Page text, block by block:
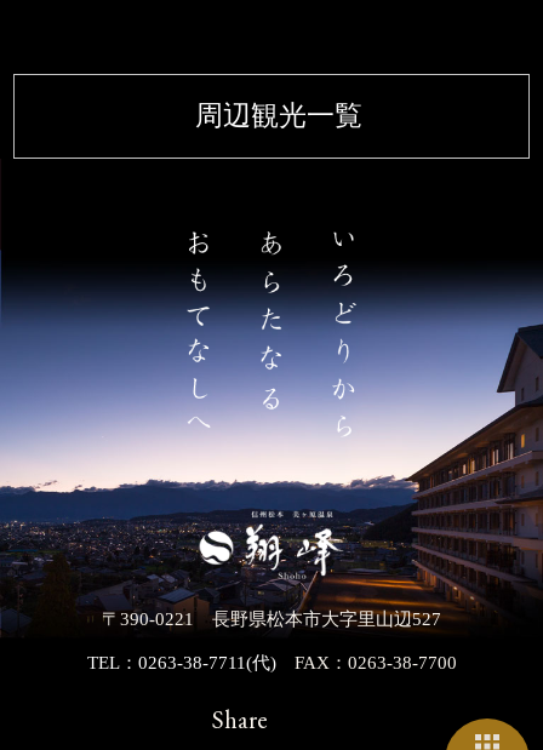
周辺観光一覧
〒390-0221 長野県松本市大字里山辺527
TEL：0263-38-7711(代)FAX：0263-38-7700
Share